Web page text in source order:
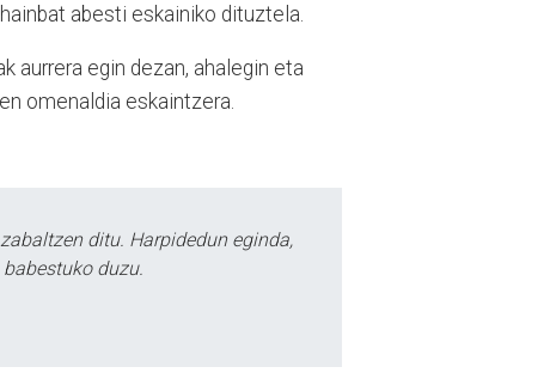
abesti eskainiko dituztela.
aurrera egin dezan, ahalegin eta
omenaldia eskaintzera.
ditu. Harpidedun eginda,
duzu.